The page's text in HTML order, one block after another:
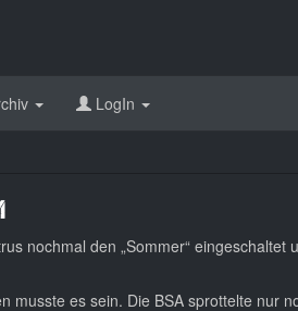
LogIn
nochmal den „Sommer“
musste es sein. Die BSA sprottelte nur